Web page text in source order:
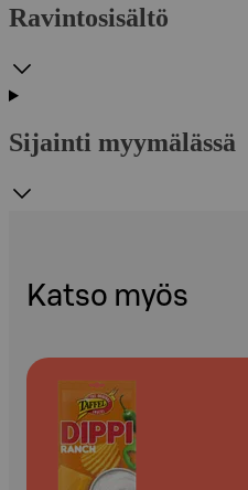
Ravintosisältö
Sijainti myymälässä
Katso myös